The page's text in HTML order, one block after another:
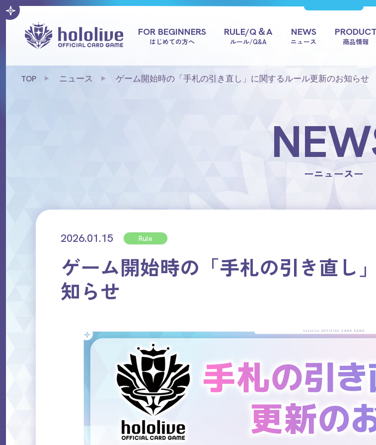
FOR BEGINNERS
はじめての方へ
RULE/Q＆A
ルール/Q&A
NEWS
ニュース
PRODUCT
商品情報
TOP ニュース ゲーム開始時の「手札の引き直し」に関するルール更新のお知らせ
ーニュースー
2026.01.15 Rule
ゲーム開始時の「手札の引き直し
知らせ